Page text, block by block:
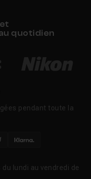
quotidien
pendant toute la
lundi au vendredi de